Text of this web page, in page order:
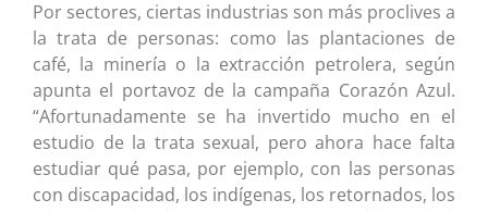
Por sectores, ciertas industrias son más proclives a
la trata de personas: como las plantaciones de
café, la minería o la extracción petrolera, según
apunta el portavoz de la campaña Corazón Azul.
“Afortunadamente se ha invertido mucho en el
estudio de la trata sexual, pero ahora hace falta
estudiar qué pasa, por ejemplo, con las personas
con discapacidad, los indígenas, los retornados, los